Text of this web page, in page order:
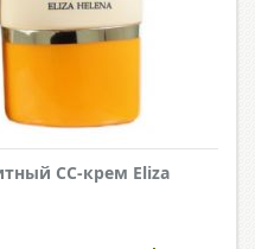
CC-крем Eliza